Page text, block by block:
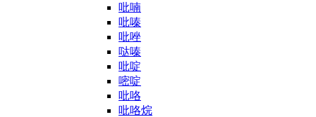
吡喃
吡嗪
吡唑
哒嗪
吡啶
嘧啶
吡咯
吡咯烷